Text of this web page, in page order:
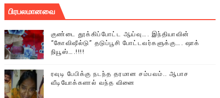
பிரபலமானவை
குண்டை தூக்கிப்போட்ட ஆய்வு…. இந்தியாவின்
“கோவிஷீல்டு” தடுப்பூசி போட்டவர்களுக்கு…. ஷாக்
நியூஸ்….!!!!
ரவுடி பேபிக்கு நடந்த தரமான சம்பவம்.. ஆபாச
வீடியோக்களால் வந்த வினை